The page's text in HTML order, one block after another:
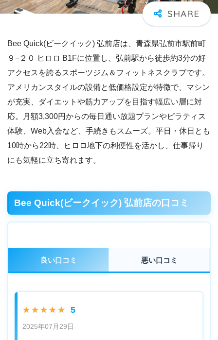
Bee Quick(ビークイック) 弘前店は、青森県弘前市駅前町
９−２０ ヒロロ B1Fに位置し、弘前駅から徒歩約3分の好
アクセスを誇るスポーツジム＆フィットネスクラブです。
アメリカンスタイルの設備と低価格設定が特徴で、マシン
が充実、ダイエットや筋力アップを目指す幅広い層に対
応。月額3,300円からの毎日通い放題プランやピラティス
体験、Web入会など、手続きもスムーズ。平日・休日とも
10時から22時、ヒロロ地下の利便性を活かし、仕事帰り
にも気軽に立ち寄れます。
Bee Quick(ビークイック) 弘前店の口コミ
良い口コミ 悪い口コミ
★★★★★ 5
2025年07月29日